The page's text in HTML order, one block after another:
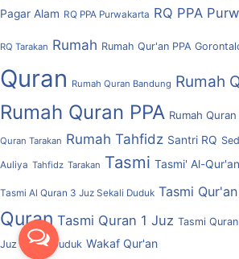
Pagar Alam RQ PPA Purwakarta RQ PPA
RQ Tarakan Rumah Rumah Qur'an PPA
Quran Rumah Quran Bandung Rumah
Rumah Quran PPA Rumah
Quran Tarakan Rumah Tahfidz Santri RQ
Auliya Tahfidz Tarakan Tasmi Tasmi' Al-Qur'an
Tasmi Al Quran 3 Juz Sekali Duduk Tasmi
Quran Tasmi Quran 1 Juz Tasmi
Juz Sekali Duduk Wakaf Qur'an